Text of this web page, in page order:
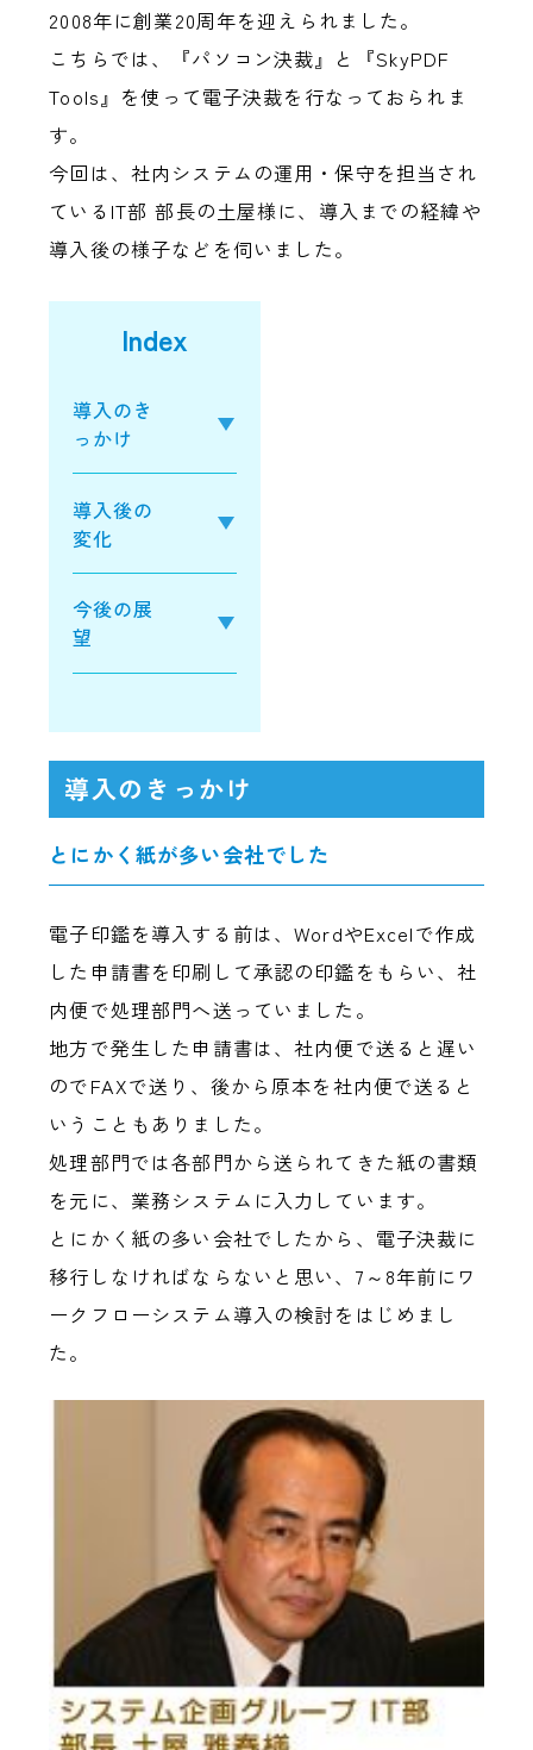
2008年に創業20周年を迎えられました。
こちらでは、『パソコン決裁』と『SkyPDF
Tools』を使って電子決裁を行なっておられま
す。
今回は、社内システムの運用・保守を担当され
ているIT部 部長の土屋様に、導入までの経緯や
導入後の様子などを伺いました。
Index
導入のき
っかけ
導入後の
変化
今後の展
望
導入のきっかけ
とにかく紙が多い会社でした
電子印鑑を導入する前は、WordやExcelで作成
した申請書を印刷して承認の印鑑をもらい、社
内便で処理部門へ送っていました。
地方で発生した申請書は、社内便で送ると遅い
のでFAXで送り、後から原本を社内便で送ると
いうこともありました。
処理部門では各部門から送られてきた紙の書類
を元に、業務システムに入力しています。
とにかく紙の多い会社でしたから、電子決裁に
移行しなければならないと思い、7～8年前にワ
ークフローシステム導入の検討をはじめまし
た。